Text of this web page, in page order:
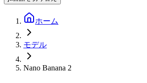
ホーム
モデル
Nano Banana 2